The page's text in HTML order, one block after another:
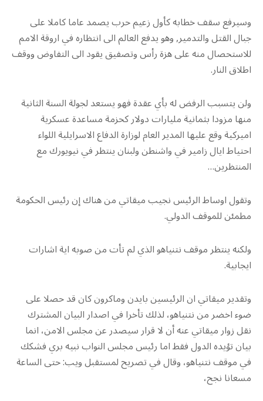
وسيرفع سقف خطابه كأول زعيم حرب يصمد عاما كاملا على
جبال القتل والتدمير, وهو يدفع العالم الى انتظاره في اروقة الامم
للاستحصال منه على هزة رأس وتصفيق يقود الى التفاوض ووقف
اطلاق النار.
ولن يتسبب الرفض له بأي عقدة فهو يستعد لجولة السنة الثانية
منها مزودا بثمانية مليارات دولار كحزمة مساعدة عسكرية
اميركية وقع عليها المدير العام لوزارة الدفاع الاسرايلية اللواء
احتياط ايال زامير في واشنطن ولبنان ينتظر في نيويورك مع
المنتظرين…
وتقول اوساط الرئيس نجيب ميقاتي من هناك إن رئيس الحكومة
مطمئن للموقف الدولي.
ولكنه ينتظر موقف نتنياهو الذي لم تأت من صوبه اية اشارات
ايجابية.
وتقدير ميقاتي ان الرئيسين بايدن وماكرون كان قد حصلا على
ضوء اخضر من نتنياهو، لذلك تأخرا في اصدار البيان المشترك
نقل زوار ميقاتي عنه أن لا قرار سيصدر عن مجلس الامن، انما
بيان تؤيده الدول فقط اما رئيس مجلس النواب نبيه بري فشكك
في موقف نتنياهو، وقال في تصريح لمستقبل ويب: حتى الساعة
مسعانا نجح،